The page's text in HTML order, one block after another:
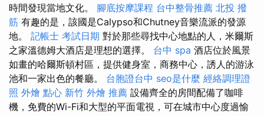
時間發現當地文化。 腳底按摩課程 台中整骨推薦 北投 撥
筋 有趣的是，該國是Calypso和Chutney音樂流派的發源
地。 記帳士 考試日期 對於那些尋找中心地點的人，米爾斯
之家溫德姆大酒店是理想的選擇。 台中 spa 酒店位於風景
如畫的哈爾斯頓村區，提供健身室，商務中心，誘人的游泳
池和一家出色的餐廳。 台胞證台中 seo是什麼 經絡調理證
照 外燴 點心 新竹 外燴 推薦 設備齊全的房間配備了咖啡
機，免費的Wi-Fi和大型的平面電視，可在城市中心度過愉